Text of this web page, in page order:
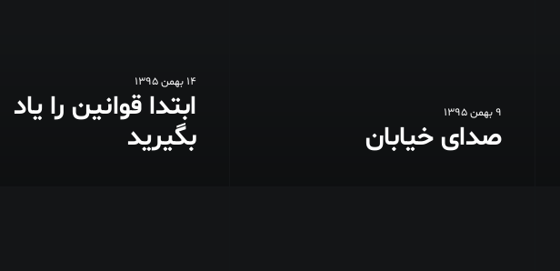
9 بهمن 1395
صدای خیابان
14 بهمن 1395
ابتدا قوانین را یاد
بگیرید